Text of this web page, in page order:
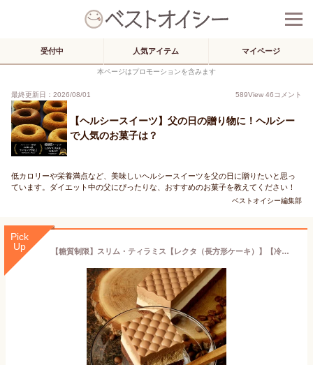
受付中 人気アイテム マイページ
本ページはプロモーションを含みます
最終更新日：2026/08/01 589View 46コメント
【ヘルシースイーツ】父の日の贈り物に！ヘルシー
で人気のお菓子は？
低カロリーや栄養満点など、美味しいヘルシースイーツを父の日に贈りたいと思っ
ています。ダイエット中の父にぴったりな、おすすめのお菓子を教えてください！
ベストオイシー編集部
Pick
Up
【糖質制限】スリム・ティラミス【レクタ（長方形ケーキ）】【冷凍便】【朝9時までの注文・日時指定で当日出荷可】